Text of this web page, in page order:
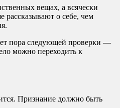
вещах, а всячески
рассказывают о себе, чем
пора следующей проверки —
можно переходить к
Признание должно быть